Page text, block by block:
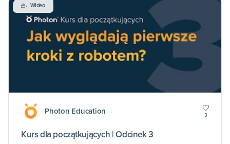
Wideo
Photon Education 3
Kurs dla początkujących | Odcinek 3